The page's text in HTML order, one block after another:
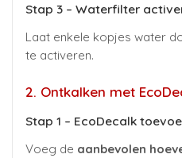
Stap 3 – Waterfilter
Laat enkele kopjes water
te activeren.
2. Ontkalken met
Stap 1 – EcoDecalk
Voeg de aanbevolen